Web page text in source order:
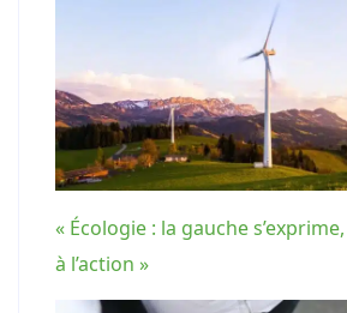
« Écologie : la gauche
à l’action »